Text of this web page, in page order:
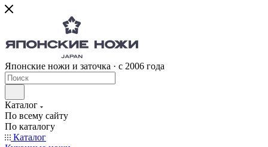
Японские ножи и заточка · с 2006 года
Каталог
По всему сайту
По каталогу
Каталог